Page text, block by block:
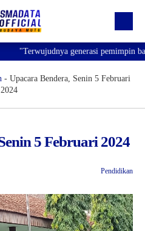
"Terwujudnya generasi pemimpin
- Upacara Bendera, Senin 5 Februari
2024
5 Februari 2024
Pendidikan